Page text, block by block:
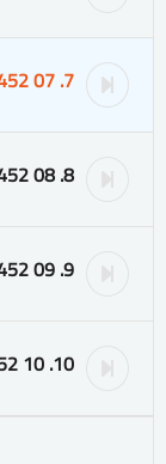
7. msft 70 452 07
8. msft 70 452 08
9. msft 70 452 09
10. msft 70 452 10